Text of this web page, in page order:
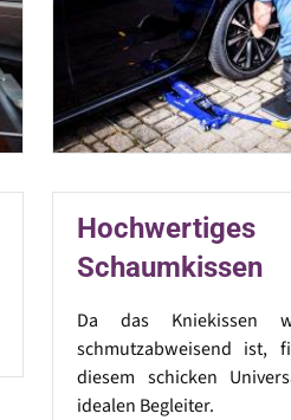
Hochwertiges
Schaumkissen
Da das Kniekissen
schmutzabweisend ist,
diesem schicken
idealen Begleiter.